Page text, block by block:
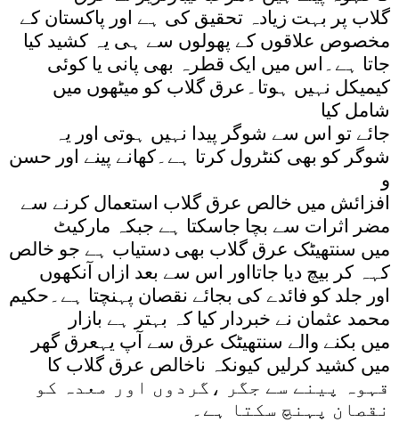
گلاب پر بہت زیادہ تحقیق کی ہے اور پاکستان کے
مخصوص علاقوں کے پھولوں سے ہی یہ کشید کیا
جاتا ہے۔اس میں ایک قطرہ بھی پانی یا کوئی
کیمیکل نہیں ہوتا۔عرق گلاب کو میٹھوں میں
شامل کیا
جائے تو اس سے شوگر پیدا نہیں ہوتی اور یہ
شوگر کو بھی کنٹرول کرتا ہے۔کھانے پینے اور حسن
و
افزائش میں خالص عرق گلاب استعمال کرنے سے
مضر اثرات سے بچا جاسکتا ہے جبکہ مارکیٹ
میں سنتھیٹک عرق گلاب بھی دستیاب ہے جو خالص
کہہ کر بیچ دیا جاتااور اس سے بعد ازاں آنکھوں
اور جلد کو فائدے کی بجائے نقصان پہنچتا ہے۔حکیم
محمد عثمان نے خبردار کیا کہ بہتر ہے بازار
میں بکنے والے سنتھیٹک عرق سے آپ یہعرق گھر
میں کشید کرلیں کیونکہ ناخالص عرق گلاب کا
قہوہ پینے سے جگر ،گردوں اور معدہ کو
نقصان پہنچ سکتا ہے۔